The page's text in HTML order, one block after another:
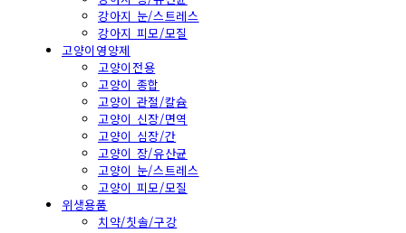
강아지 눈/스트레스
강아지 피모/모질
고양이영양제
고양이전용
고양이 종합
고양이 관절/칼슘
고양이 신장/면역
고양이 심장/간
고양이 장/유산균
고양이 눈/스트레스
고양이 피모/모질
위생용품
치약/칫솔/구강